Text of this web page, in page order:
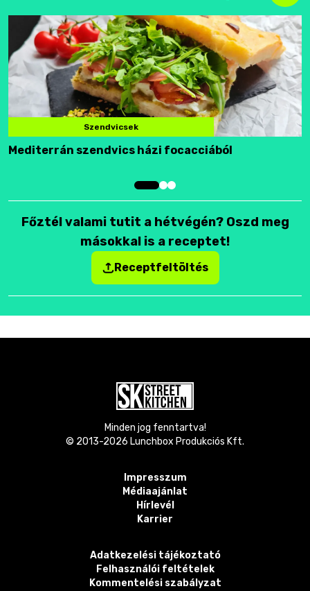
Szendvicsek
Mediterrán szendvics házi focacciából
Főztél valami tutit a hétvégén? Oszd meg
másokkal is a receptet!
Receptfeltöltés
Minden jog fenntartva!
© 2013-2026 Lunchbox Produkciós Kft.
Impresszum
Médiaajánlat
Hírlevél
Karrier
Adatkezelési tájékoztató
Felhasználói feltételek
Kommentelési szabályzat